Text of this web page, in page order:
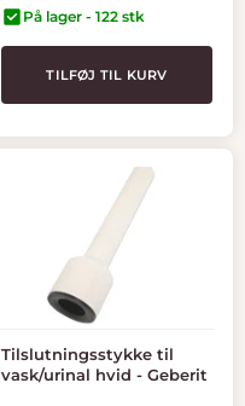
På lager - 122 stk
TILFØJ TIL KURV
Tilslutningsstykke til
vask/urinal hvid - Geberit